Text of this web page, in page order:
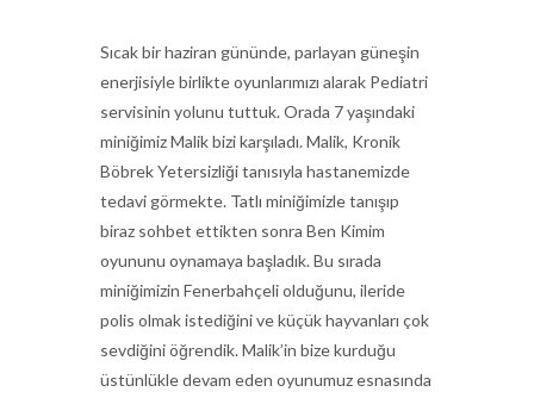
Sıcak bir haziran gününde, parlayan güneşin
enerjisiyle birlikte oyunlarımızı alarak Pediatri
servisinin yolunu tuttuk. Orada 7 yaşındaki
miniğimiz Malik bizi karşıladı. Malik, Kronik
Böbrek Yetersizliği tanısıyla hastanemizde
tedavi görmekte. Tatlı miniğimizle tanışıp
biraz sohbet ettikten sonra Ben Kimim
oyununu oynamaya başladık. Bu sırada
miniğimizin Fenerbahçeli olduğunu, ileride
polis olmak istediğini ve küçük hayvanları çok
sevdiğini öğrendik. Malik’in bize kurduğu
üstünlükle devam eden oyunumuz esnasında